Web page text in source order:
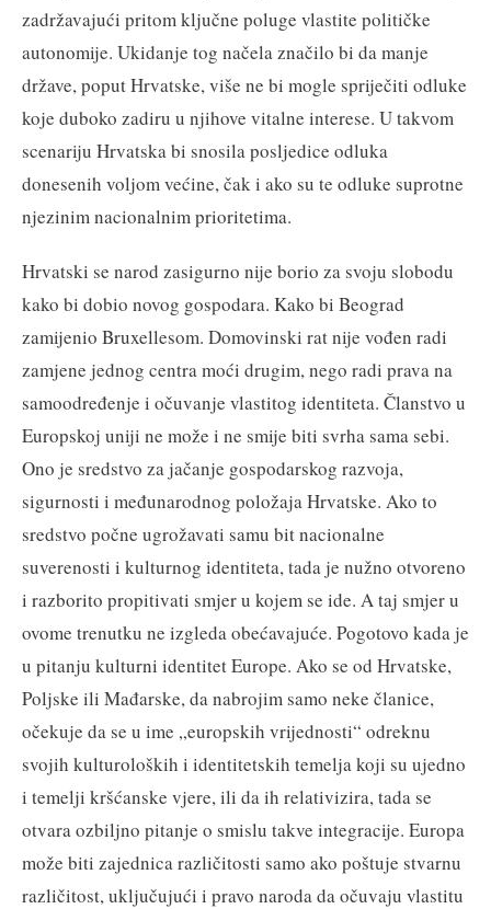
zadržavajući pritom ključne poluge vlastite političke
autonomije. Ukidanje tog načela značilo bi da manje
države, poput Hrvatske, više ne bi mogle spriječiti odluke
koje duboko zadiru u njihove vitalne interese. U takvom
scenariju Hrvatska bi snosila posljedice odluka
donesenih voljom većine, čak i ako su te odluke suprotne
njezinim nacionalnim prioritetima.
Hrvatski se narod zasigurno nije borio za svoju slobodu
kako bi dobio novog gospodara. Kako bi Beograd
zamijenio Bruxellesom. Domovinski rat nije vođen radi
zamjene jednog centra moći drugim, nego radi prava na
samoodređenje i očuvanje vlastitog identiteta. Članstvo u
Europskoj uniji ne može i ne smije biti svrha sama sebi.
Ono je sredstvo za jačanje gospodarskog razvoja,
sigurnosti i međunarodnog položaja Hrvatske. Ako to
sredstvo počne ugrožavati samu bit nacionalne
suverenosti i kulturnog identiteta, tada je nužno otvoreno
i razborito propitivati smjer u kojem se ide. A taj smjer u
ovome trenutku ne izgleda obećavajuće. Pogotovo kada je
u pitanju kulturni identitet Europe. Ako se od Hrvatske,
Poljske ili Mađarske, da nabrojim samo neke članice,
očekuje da se u ime „europskih vrijednosti“ odreknu
svojih kulturoloških i identitetskih temelja koji su ujedno
i temelji kršćanske vjere, ili da ih relativizira, tada se
otvara ozbiljno pitanje o smislu takve integracije. Europa
može biti zajednica različitosti samo ako poštuje stvarnu
različitost, uključujući i pravo naroda da očuvaju vlastitu